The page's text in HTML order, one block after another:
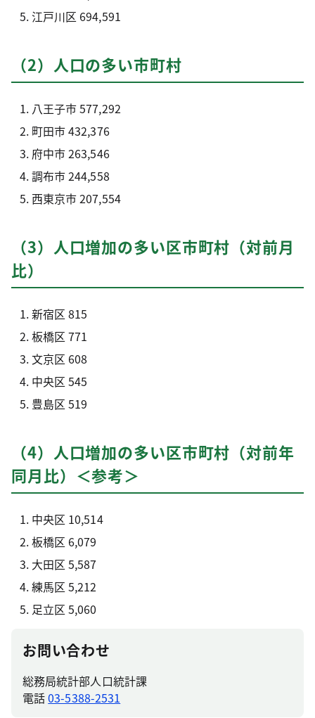
江戸川区 694,591
（2）人口の多い市町村
八王子市 577,292
町田市 432,376
府中市 263,546
調布市 244,558
西東京市 207,554
（3）人口増加の多い区市町村（対前月
比）
新宿区 815
板橋区 771
文京区 608
中央区 545
豊島区 519
（4）人口増加の多い区市町村（対前年
同月比）＜参考＞
中央区 10,514
板橋区 6,079
大田区 5,587
練馬区 5,212
足立区 5,060
お問い合わせ
総務局統計部人口統計課
電話03-5388-2531